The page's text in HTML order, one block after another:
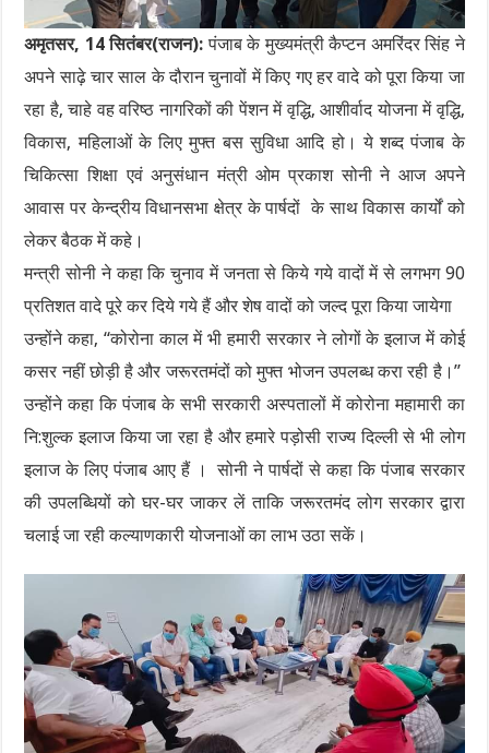
अमृतसर, 14 सितंबर(राजन): पंजाब के मुख्यमंत्री कैप्टन अमरिंदर सिंह ने
अपने साढ़े चार साल के दौरान चुनावों में किए गए हर वादे को पूरा किया जा
रहा है, चाहे वह वरिष्ठ नागरिकों की पेंशन में वृद्धि, आशीर्वाद योजना में वृद्धि,
विकास, महिलाओं के लिए मुफ्त बस सुविधा आदि हो। ये शब्द पंजाब के
चिकित्सा शिक्षा एवं अनुसंधान मंत्री ओम प्रकाश सोनी ने आज अपने
आवास पर केन्द्रीय विधानसभा क्षेत्र के पार्षदों के साथ विकास कार्यों को
लेकर बैठक में कहे।
मन्त्री सोनी ने कहा कि चुनाव में जनता से किये गये वादों में से लगभग 90
प्रतिशत वादे पूरे कर दिये गये हैं और शेष वादों को जल्द पूरा किया जायेगा
उन्होंने कहा, “कोरोना काल में भी हमारी सरकार ने लोगों के इलाज में कोई
कसर नहीं छोड़ी है और जरूरतमंदों को मुफ्त भोजन उपलब्ध करा रही है।”
उन्होंने कहा कि पंजाब के सभी सरकारी अस्पतालों में कोरोना महामारी का
नि:शुल्क इलाज किया जा रहा है और हमारे पड़ोसी राज्य दिल्ली से भी लोग
इलाज के लिए पंजाब आए हैं । सोनी ने पार्षदों से कहा कि पंजाब सरकार
की उपलब्धियों को घर-घर जाकर लें ताकि जरूरतमंद लोग सरकार द्वारा
चलाई जा रही कल्याणकारी योजनाओं का लाभ उठा सकें।